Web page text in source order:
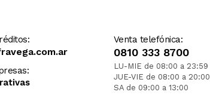
Venta telefónica:
0810 333 8700
LU-MIE de 08:00 a 23:59
JUE-VIE de 08:00 a 20:00
SA de 09:00 a 13:00